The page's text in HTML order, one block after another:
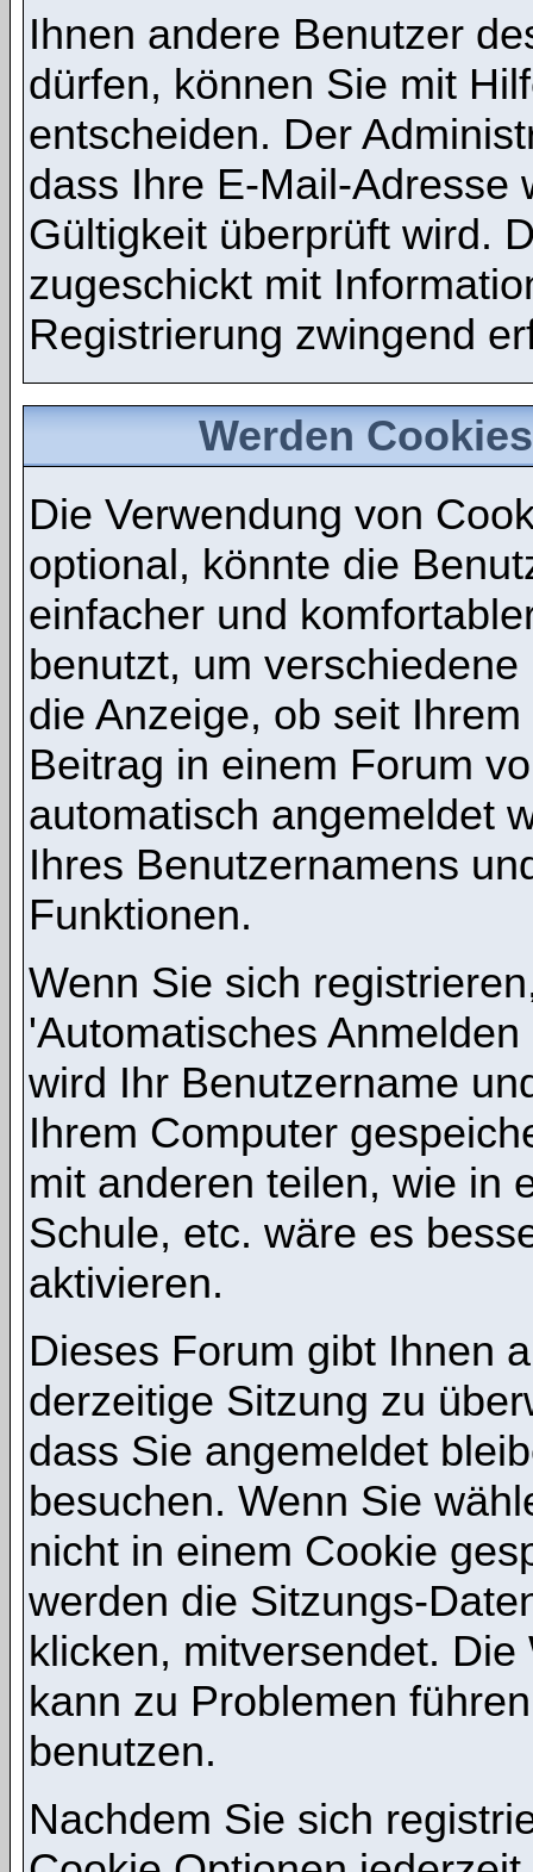
Ihnen andere Benutzer
dürfen, können Sie mit
entscheiden. Der
dass Ihre E-Mail-Adresse
Gültigkeit überprüft wird.
zugeschickt mit
Registrierung zwingend
Werden
Die Verwendung von
optional, könnte die
einfacher und
benutzt, um
die Anzeige, ob seit
Beitrag in einem Forum
automatisch angemeldet
Ihres Benutzernamens
Funktionen.
Wenn Sie sich
'Automatisches
wird Ihr Benutzername
Ihrem Computer
mit anderen teilen, wie in
Schule, etc. wäre es
aktivieren.
Dieses Forum gibt Ihnen
derzeitige Sitzung zu
dass Sie angemeldet
besuchen. Wenn Sie
nicht in einem Cookie
werden die Sitzungs-
klicken, mitversendet.
kann zu Problemen
benutzen.
Nachdem Sie sich